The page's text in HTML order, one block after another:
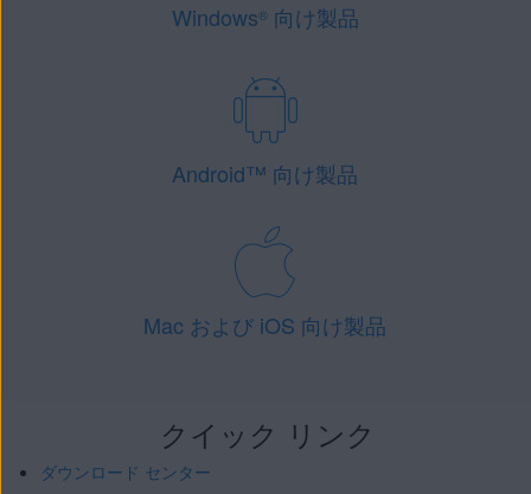
Windows®向け製品
Android™ 向け製品
Mac および iOS 向け製品
クイック リンク
ダウンロード センター